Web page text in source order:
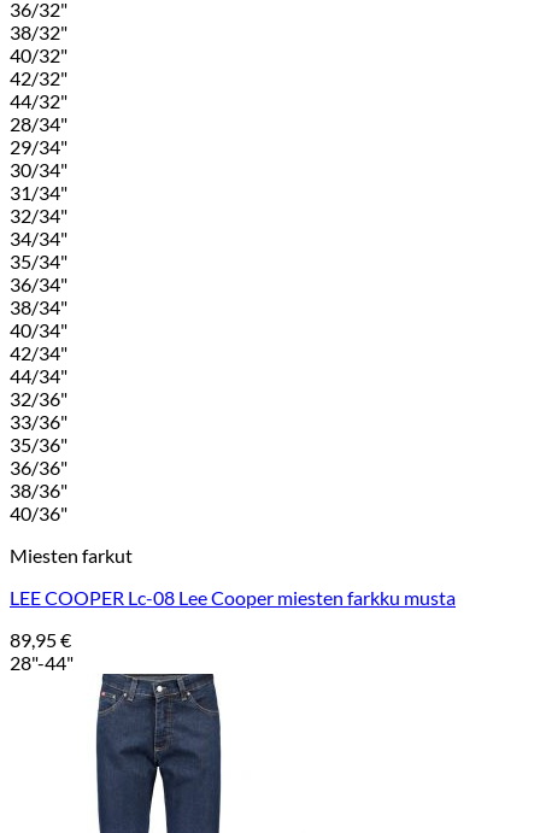
36/32"
38/32"
40/32"
42/32"
44/32"
28/34"
29/34"
30/34"
31/34"
32/34"
34/34"
35/34"
36/34"
38/34"
40/34"
42/34"
44/34"
32/36"
33/36"
35/36"
36/36"
38/36"
40/36"
Miesten farkut
LEE COOPER Lc-08 Lee Cooper miesten farkku musta
89,95€
28"-44"